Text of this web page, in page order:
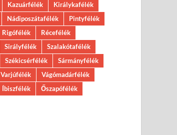
Kazuárfélék
Királykafélék
Nádiposzátafélék
Pintyfélék
Rigófélék
Récefélék
Sirályfélék
Szalakótafélék
Székicsérfélék
Sármányfélék
Varjúfélék
Vágómadárfélék
Íbiszfélék Őszapófélék